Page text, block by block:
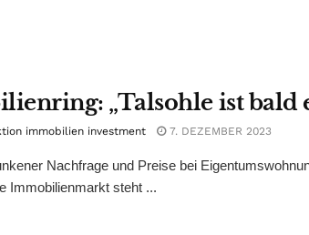
„Talsohle ist bald
immobilien investment 7. DEZEMBER 2023
Nachfrage und Preise bei
Immobilienmarkt steht ...